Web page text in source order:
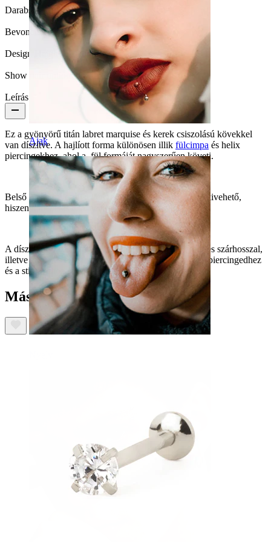
Ajak
Darabszám: 1
Bevonatos az ékszer?:Igen, az egész ékszer
Design Height: 16 mm
Show pair option:Igen
Leírás
Ez a gyönyörű titán labret marquise és kerek csiszolású kövekkel
van díszítve. A hajlíott forma különösen illik fülcimpa és helix
piercingekhez, ahol a fül formáját nagyszerűen követi.
Belső menetes, ezáltal kényelmesen behelyezhető és kivehető,
hiszen a menetes rész nem megy át a piercinglyukon.
A dísz teljes hosszúsága 16 mm. Elérhető 6 és 8 mm-es szárhosszal,
illetve arany és ezüst színben. Válaszd azt, amelyik a piercingedhez
és a stílusodhoz a legmegfelelőbb.
Mások ezeket is megvásárolták